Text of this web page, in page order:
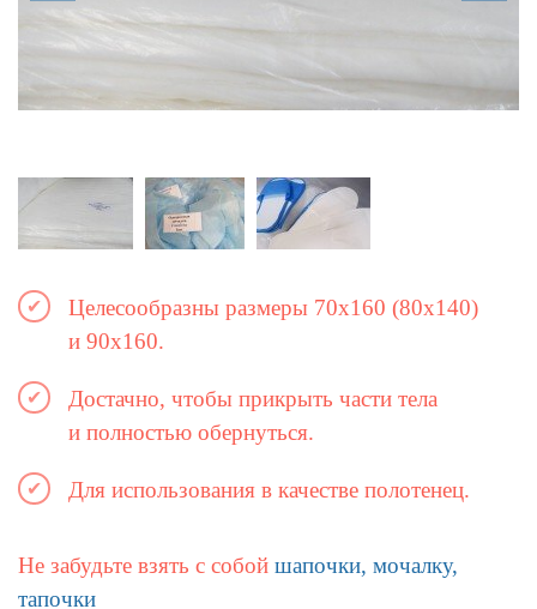
Целесообразны размеры 70х160 (80х140)
и 90х160.
Достачно, чтобы прикрыть части тела
и полностью обернуться.
Для использования в качестве полотенец.
Не забудьте взять с собой шапочки, мочалку,
тапочки